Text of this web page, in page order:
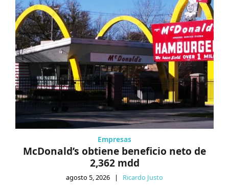
Empresas
McDonald’s obtiene beneficio neto de
2,362 mdd
agosto 5, 2026 | Ricardo Justo